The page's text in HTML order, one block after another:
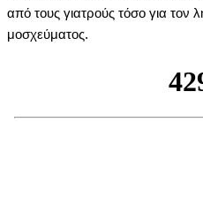
από τους γιατρούς τόσο για τον
μοσχεύματος.